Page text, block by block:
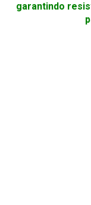
garantindo